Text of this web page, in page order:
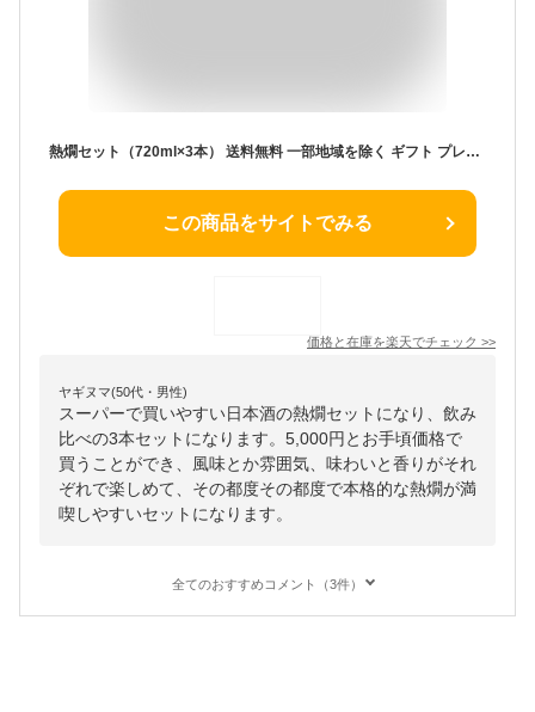
熱燗セット（720ml×3本） 送料無料 一部地域を除く ギフト プレゼント 広島 日本酒 飲み比べセット 千福 誠鏡 華鳩 お中元 御中元 夏ギフト 年末 お年賀 御年賀 新年 正月 お正月
この商品をサイトでみる
価格と在庫を楽天でチェック >>
ヤギヌマ(50代・男性)
スーパーで買いやすい日本酒の熱燗セットになり、飲み
比べの3本セットになります。5,000円とお手頃価格で
買うことができ、風味とか雰囲気、味わいと香りがそれ
ぞれで楽しめて、その都度その都度で本格的な熱燗が満
喫しやすいセットになります。
全てのおすすめコメント（3件）